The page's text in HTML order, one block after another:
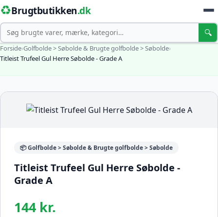
♻️Brugtbutikken.dk
Søg 🔍
Forside›Golfbolde > Søbolde & Brugte golfbolde > Søbolde›
Titleist Trufeel Gul Herre Søbolde - Grade A
📦 Golfbolde > Søbolde & Brugte golfbolde > Søbolde
Titleist Trufeel Gul Herre Søbolde -
Grade A
144 kr.